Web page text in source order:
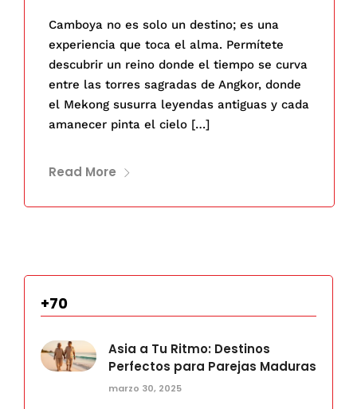
Camboya no es solo un destino; es una
experiencia que toca el alma. Permítete
descubrir un reino donde el tiempo se curva
entre las torres sagradas de Angkor, donde
el Mekong susurra leyendas antiguas y cada
amanecer pinta el cielo […]
Read More
+70
Asia a Tu Ritmo: Destinos
Perfectos para Parejas Maduras
marzo 30, 2025